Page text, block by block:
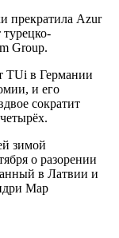
прекратила Azur
Group.
TUi в Германии
и его
сократит
зимой
о разорении
в Латвии и
Мар